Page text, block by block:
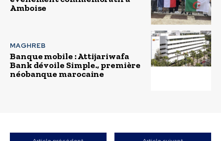
Amboise
MAGHREB
Banque mobile : Attijariwafa
Bank dévoile Simple., première
néobanque marocaine